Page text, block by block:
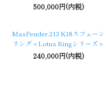
500,000円(内税)
MasPender.213 K18スフェーン
リング＜Lotus Ringシリーズ＞
240,000円(内税)